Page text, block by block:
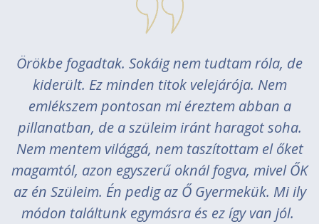
Örökbe fogadtak. Sokáig nem tudtam róla, de
kiderült. Ez minden titok velejárója. Nem
emlékszem pontosan mi éreztem abban a
pillanatban, de a szüleim iránt haragot soha.
Nem mentem világgá, nem taszítottam el őket
magamtól, azon egyszerű oknál fogva, mivel ŐK
az én Szüleim. Én pedig az Ő Gyermekük. Mi ily
módon találtunk egymásra és ez így van jól.